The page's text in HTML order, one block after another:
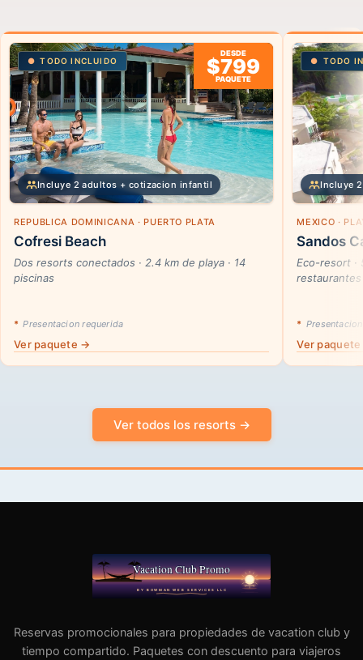
TODO INCLUIDO
DESDE
$799
PAQUETE
Incluye 2 adultos + cotizacion infantil
REPUBLICA DOMINICANA · PUERTO PLATA
Cofresi Beach
Dos resorts conectados · 2.4 km de playa · 14
piscinas
* Presentacion requerida
Ver paquete →
TODO
Incluye
MEXICO ·
Sandos
Eco-resort ·
restaurantes
*
Ver
Ver todos los resorts →
Reservas promocionales para propiedades de vacation club y
tiempo compartido. Paquetes con descuento para viajeros